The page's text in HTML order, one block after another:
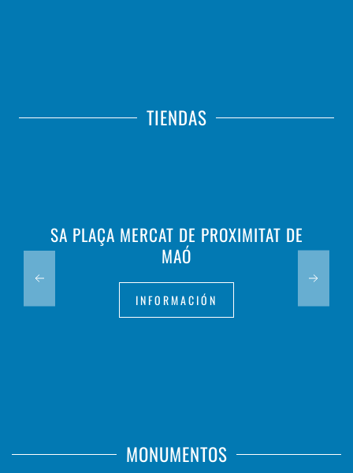
TIENDAS
SA PLAÇA MERCAT DE PROXIMITAT DE
MAÓ
INFORMACIÓN
MONUMENTOS